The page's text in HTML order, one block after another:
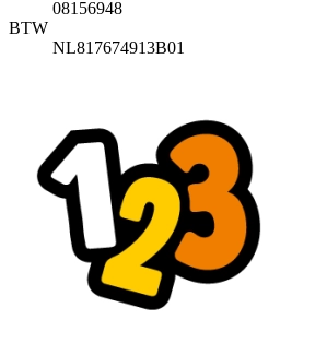
08156948
BTW
NL817674913B01